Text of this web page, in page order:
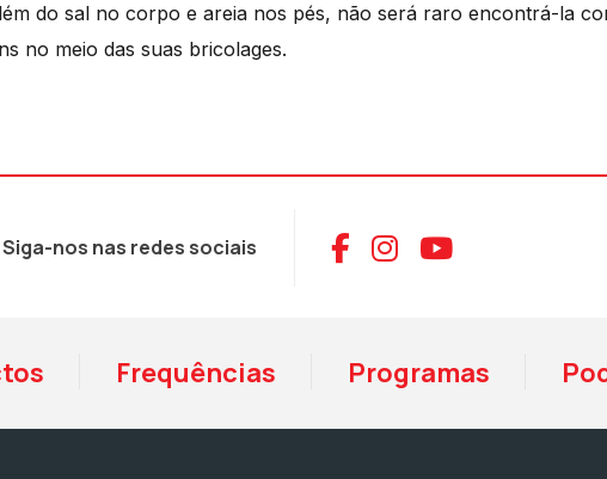
do sal no corpo e areia nos pés, não será raro encontrá-la
no meio das suas bricolages.
Siga-nos nas redes sociais Aceder ao
Aceder ao
Aceder ao
Frequências Programas